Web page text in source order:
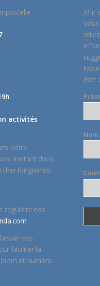
activités
notre
invitant dans
longtemps
régulière nos
vos
faciliter la
et numéro
Afin
être
Nom